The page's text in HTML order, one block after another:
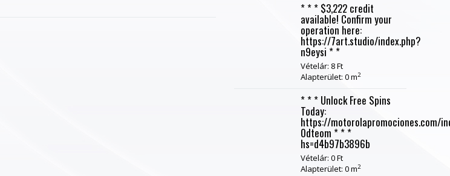
* * * $3,222 credit
available! Confirm your
operation here:
https://7art.studio/index.php?
n9eysi * *
Vételár: 8 Ft
Alapterület: 0 m2
* * * Unlock Free Spins
Today:
https://motorolapromociones.com/
0dteom * * *
hs=d4b97b3896b
Vételár: 0 Ft
Alapterület: 0 m2